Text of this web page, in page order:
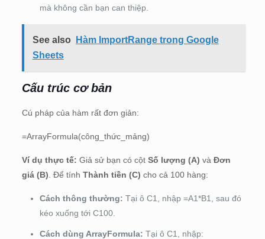
mà không cần bạn can thiệp.
See also
Hàm ImportRange trong Google
Sheets
Cấu trúc cơ bản
Cú pháp của hàm rất đơn giản:
=ArrayFormula(công_thức_mảng)
Ví dụ thực tế: Giả sử bạn có cột Số lượng (A) và Đơn
giá (B) . Để tính Thành tiền (C) cho cả 100 hàng:
Cách thông thường: Tại ô C1, nhập =A1*B1, sau đó
kéo xuống tới C100.
Cách dùng ArrayFormula: Tại ô C1, nhập: